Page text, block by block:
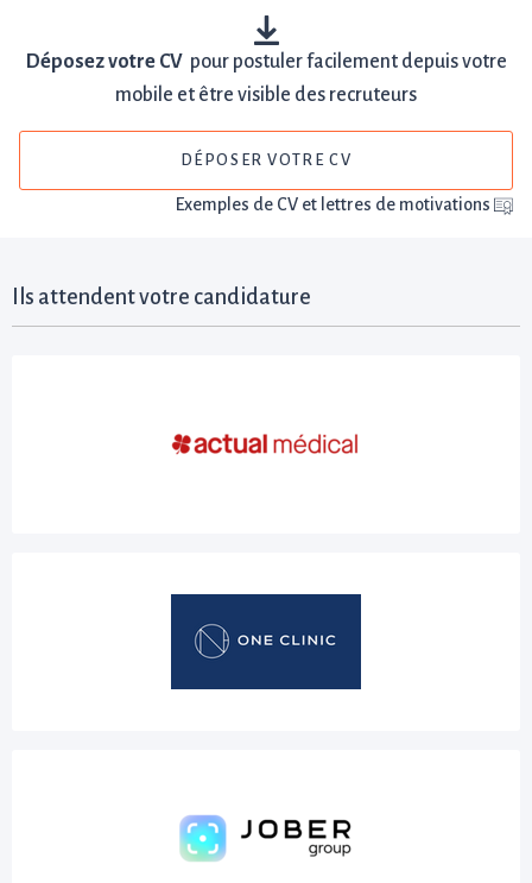
Déposez votre CVpour postuler facilement depuis votre
mobile et être visible des recruteurs
DÉPOSER VOTRE CV
Exemples de CV et lettres de motivations
Ils attendent votre candidature